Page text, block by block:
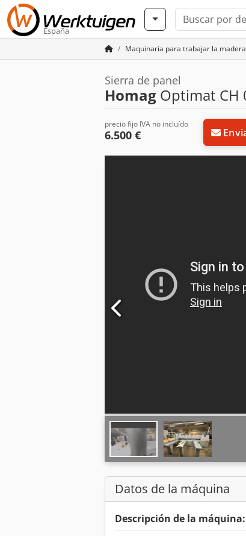
España
Maquinaria para trabajar la madera
Sierra de panel
Homag Optimat CH
precio fijo IVA no incluído
6.500 €
Datos de la máquina
Descripción de la máquina: